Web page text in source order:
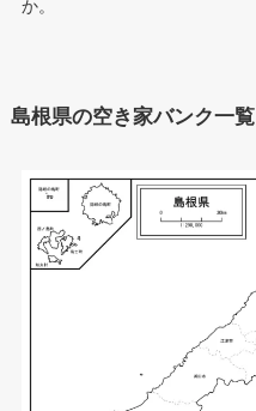
か。
島根県の空き家バンク一覧